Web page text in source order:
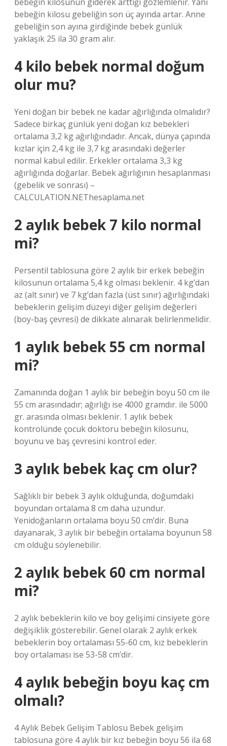
bebeğin kilosu gebeliğin son üç ayında artar. Anne
gebeliğin son ayına girdiğinde bebek günlük
yaklaşık 25 ila 30 gram alır.
4 kilo bebek normal doğum
olur mu?
Yeni doğan bir bebek ne kadar ağırlığında olmalıdır?
Sadece birkaç günlük yeni doğan kız bebekleri
ortalama 3,2 kg ağırlığındadır. Ancak, dünya çapında
kızlar için 2,4 kg ile 3,7 kg arasındaki değerler
normal kabul edilir. Erkekler ortalama 3,3 kg
ağırlığında doğarlar. Bebek ağırlığının hesaplanması
(gebelik ve sonrası) –
CALCULATION.NEThesaplama.net
2 aylık bebek 7 kilo normal
mi?
Persentil tablosuna göre 2 aylık bir erkek bebeğin
kilosunun ortalama 5,4 kg olması beklenir. 4 kg’dan
az (alt sınır) ve 7 kg’dan fazla (üst sınır) ağırlığındaki
bebeklerin gelişim düzeyi diğer gelişim değerleri
(boy-baş çevresi) de dikkate alınarak belirlenmelidir.
1 aylık bebek 55 cm normal
mi?
Zamanında doğan 1 aylık bir bebeğin boyu 50 cm ile
55 cm arasındadır; ağırlığı ise 4000 gramdır. ile 5000
gr. arasında olması beklenir. 1 aylık bebek
kontrolünde çocuk doktoru bebeğin kilosunu,
boyunu ve baş çevresini kontrol eder.
3 aylık bebek kaç cm olur?
Sağlıklı bir bebek 3 aylık olduğunda, doğumdaki
boyundan ortalama 8 cm daha uzundur.
Yenidoğanların ortalama boyu 50 cm’dir. Buna
dayanarak, 3 aylık bir bebeğin ortalama boyunun 58
cm olduğu söylenebilir.
2 aylık bebek 60 cm normal
mi?
2 aylık bebeklerin kilo ve boy gelişimi cinsiyete göre
değişiklik gösterebilir. Genel olarak 2 aylık erkek
bebeklerin boy ortalaması 55-60 cm, kız bebeklerin
boy ortalaması ise 53-58 cm’dir.
4 aylık bebeğin boyu kaç cm
olmalı?
4 Aylık Bebek Gelişim Tablosu Bebek gelişim
tablosuna göre 4 aylık bir kız bebeğin boyu 56 ila 68